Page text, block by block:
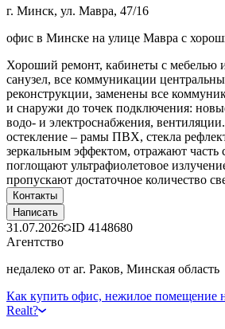
г. Минск, ул. Мавра, 47/16
офис в Минске на улице Мавра с
Хороший ремонт, кабинеты с мебелью
санузел, все коммуникации
реконструкции, заменены все
и снаружи до точек подключения:
водо- и электроснабжения,
остекление – рамы ПВХ, стекла
зеркальным эффектом, отражают часть
поглощают ультрафиолетовое
пропускают достаточное количество
Контакты
Написать
31.07.2026 ID 4148680
Агентство
недалеко от аг. Раков, Минская область
Как купить офис, нежилое помещение
Realt?